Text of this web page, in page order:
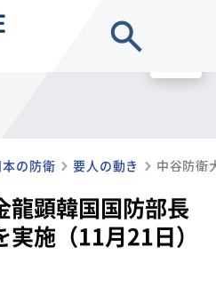
本の防衛 要人の動き
龍顕韓国国防部長
施（11月21日）